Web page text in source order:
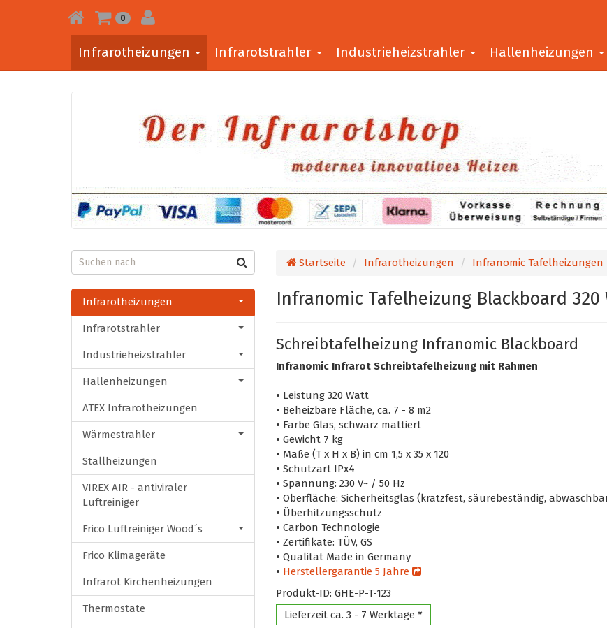
0
Infrarotheizungen Infrarotstrahler Industrieheizstrahler Hallenheizungen
Infrarotheizungen
Infrarotstrahler
Industrieheizstrahler
Hallenheizungen
ATEX Infrarotheizungen
Wärmestrahler
Stallheizungen
VIREX AIR - antiviraler
Luftreiniger
Frico Luftreiniger Wood´s
Frico Klimageräte
Infrarot Kirchenheizungen
Thermostate
Startseite Infrarotheizungen Infranomic Tafelheizungen
Infranomic Tafelheizung Blackboard 320
Schreibtafelheizung Infranomic Blackboard
Infranomic Infrarot Schreibtafelheizung mit Rahmen
• Leistung 320 Watt
• Beheizbare Fläche, ca. 7 - 8 m2
• Farbe Glas, schwarz mattiert
• Gewicht 7 kg
• Maße (T x H x B) in cm 1,5 x 35 x 120
• Schutzart IPx4
• Spannung: 230 V~ / 50 Hz
• Oberfläche: Sicherheitsglas (kratzfest, säurebeständig,
• Überhitzungsschutz
• Carbon Technologie
• Zertifikate: TÜV, GS
• Qualität Made in Germany
• Herstellergarantie 5 Jahre
Produkt-ID: GHE-P-T-123
Lieferzeit ca. 3 - 7 Werktage *